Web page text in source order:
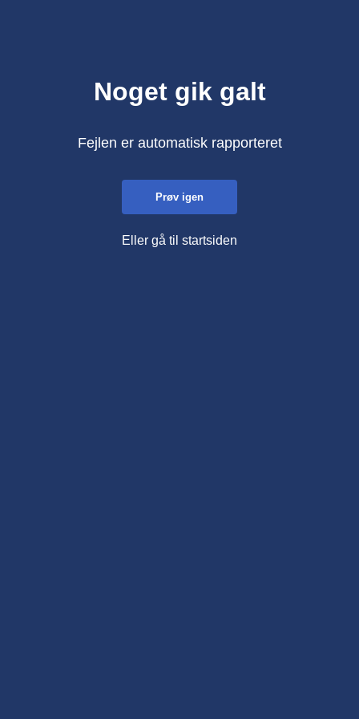
Noget gik galt
Fejlen er automatisk rapporteret
Prøv igen
Eller gå til startsiden